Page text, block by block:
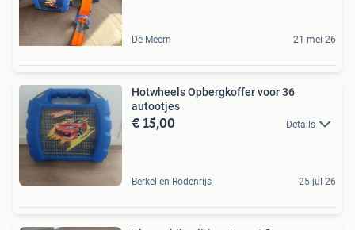
De Meern 21 mei 26
Hotwheels Opbergkoffer voor 36
autootjes
€ 15,00 Details
Berkel en Rodenrijs 25 jul 26